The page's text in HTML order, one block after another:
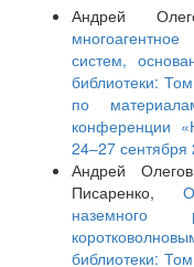
Андрей
систем,
библиотеки:
по
конференции
24–27 сентября
Андрей
Писаренко,
наземного
библиотеки: